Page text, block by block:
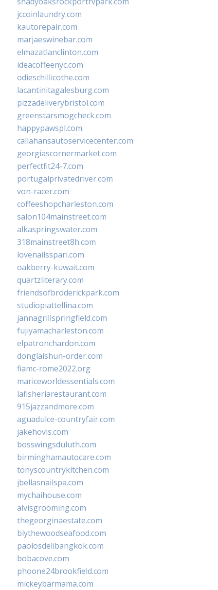
jccoinlaundry.com
kautorepair.com
marjaeswinebar.com
elmazatlanclinton.com
ideacoffeenyc.com
odieschillicothe.com
lacantinitagalesburg.com
pizzadeliverybristol.com
greenstarsmogcheck.com
happypawspl.com
callahansautoservicecenter.com
georgiascornermarket.com
perfectfit24-7.com
portugalprivatedriver.com
von-racer.com
coffeeshopcharleston.com
salon104mainstreet.com
alkaspringswater.com
318mainstreet8h.com
lovenailsspari.com
oakberry-kuwait.com
quartzliterary.com
friendsofbroderickpark.com
studiopiattellina.com
jannagrillspringfield.com
fujiyamacharleston.com
elpatronchardon.com
donglaishun-order.com
fiamc-rome2022.org
mariceworldessentials.com
lafisheriarestaurant.com
915jazzandmore.com
aguadulce-countryfair.com
jakehovis.com
bosswingsduluth.com
birminghamautocare.com
tonyscountrykitchen.com
jbellasnailspa.com
mychaihouse.com
alvisgrooming.com
thegeorginaestate.com
blythewoodseafood.com
paolosdelibangkok.com
bobacove.com
phoone24brookfield.com
mickeybarmama.com